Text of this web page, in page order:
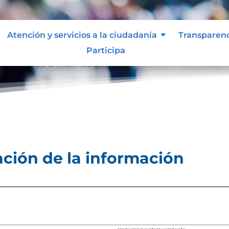
Atención y servicios a la ciudadanía
Participa
de la información
de la información